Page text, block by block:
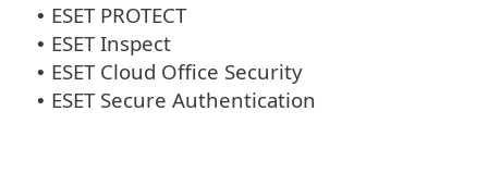
• ESET PROTECT
• ESET Inspect
• ESET Cloud Office Security
• ESET Secure Authentication